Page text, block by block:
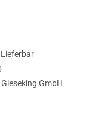
Lieferbar
GmbH